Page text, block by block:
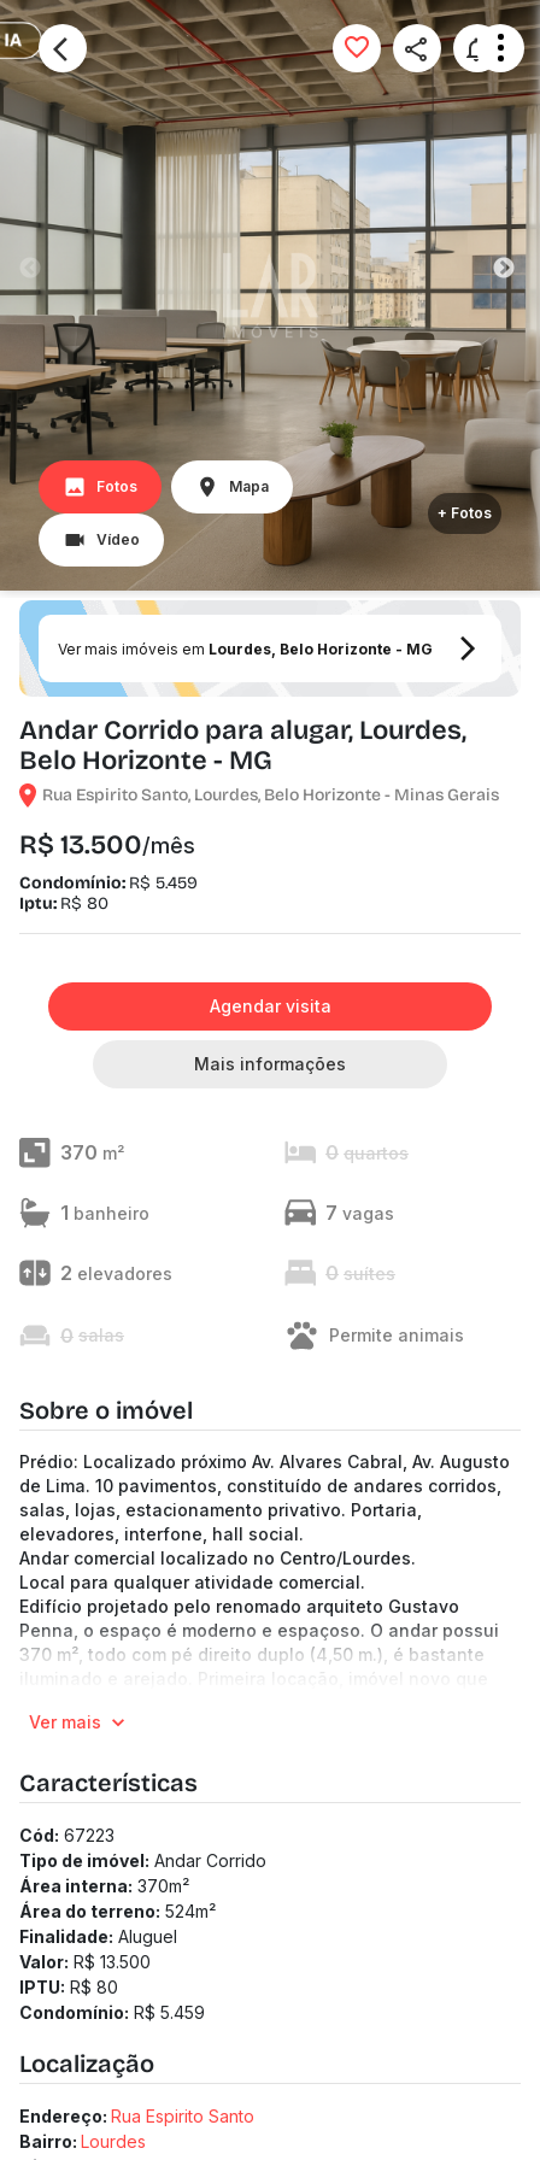
Fotos Mapa
Vídeo
+ Fotos
Ver mais imóveis em Lourdes, Belo Horizonte - MG
Andar Corrido para alugar, Lourdes,
Belo Horizonte - MG
Rua Espirito Santo, Lourdes, Belo Horizonte - Minas Gerais
R$ 13.500/mês
Condomínio: R$ 5.459
Iptu: R$ 80
Agendar visita
Mais informações
370 m² 0 quartos
1 banheiro 7 vagas
2 elevadores 0 suítes
0 salas Permite animais
Sobre o imóvel
Prédio: Localizado próximo Av. Alvares Cabral, Av. Augusto
de Lima. 10 pavimentos, constituído de andares corridos,
salas, lojas, estacionamento privativo. Portaria,
elevadores, interfone, hall social.
Andar comercial localizado no Centro/Lourdes.
Local para qualquer atividade comercial.
Edifício projetado pelo renomado arquiteto Gustavo
Penna, o espaço é moderno e espaçoso. O andar possui
370 m², todo com pé direito duplo (4,50 m.), é bastante
iluminado e arejado. Primeira locação, imóvel novo que
07 vagas de garagem.
Ver mais
Características
Cód: 67223
Tipo de imóvel: Andar Corrido
Área interna: 370m²
Área do terreno: 524m²
Finalidade: Aluguel
Valor: R$ 13.500
IPTU: R$ 80
Condomínio: R$ 5.459
Localização
Endereço: Rua Espirito Santo
Bairro: Lourdes